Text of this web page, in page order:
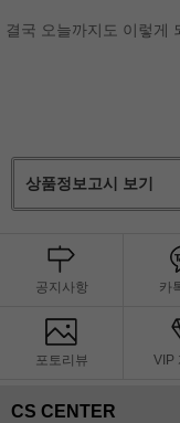
결국 오늘까지도 이렇게
상품정보고시 보기
공지사항 카
포토리뷰 VIP
CS CENTER